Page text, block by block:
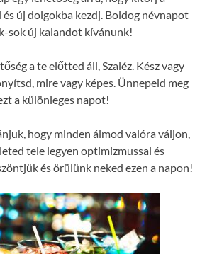
új dolgokba kezdj. Boldog névnapot
sok új kalandot kívánunk!
a te előtted áll, Szaléz. Kész vagy
mire vagy képes. Ünnepeld meg
a különleges napot!
hogy minden álmod valóra váljon,
tele legyen optimizmussal és
és örülünk neked ezen a napon!